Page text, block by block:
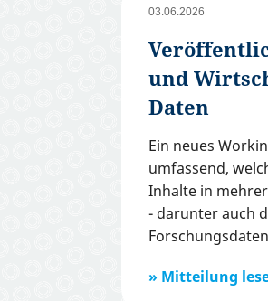
03.06.2026
und
Daten
Ein neues
umfassend,
Inhalte in
- darunter auch
Mitteilung